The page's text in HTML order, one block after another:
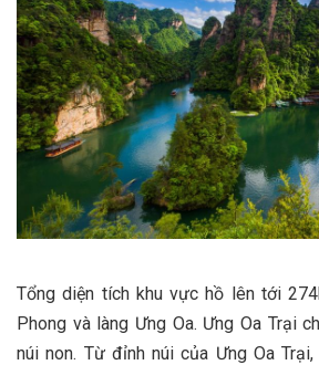
Tổng diện tích khu vực hồ lên tới
Phong và làng Ưng Oa. Ưng Oa Trại
núi non. Từ đỉnh núi của Ưng Oa